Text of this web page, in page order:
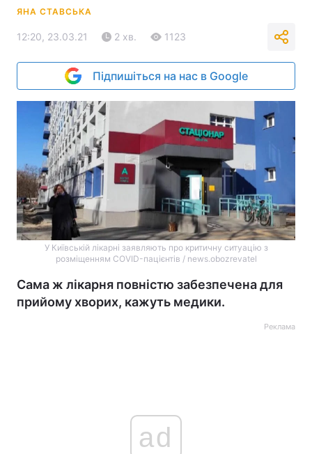
ЯНА СТАВСЬКА
12:20, 23.03.21 2 хв. 1123
Підпишіться на нас в Google
У Київській лікарні заявляють про критичну ситуацію з
розміщенням COVID-пацієнтів / news.obozrevatel
Сама ж лікарня повністю забезпечена для
прийому хворих, кажуть медики.
Реклама
ad